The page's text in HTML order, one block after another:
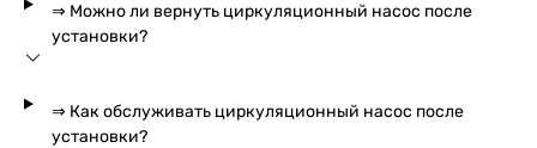
⇒ Можно ли вернуть циркуляционный насос после
установки?
⇒ Как обслуживать циркуляционный насос после
установки?